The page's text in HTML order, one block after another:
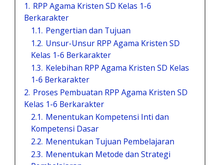
1. RPP Agama Kristen SD Kelas 1-6
Berkarakter
1.1. Pengertian dan Tujuan
1.2. Unsur-Unsur RPP Agama Kristen SD
Kelas 1-6 Berkarakter
1.3. Kelebihan RPP Agama Kristen SD Kelas
1-6 Berkarakter
2. Proses Pembuatan RPP Agama Kristen SD
Kelas 1-6 Berkarakter
2.1. Menentukan Kompetensi Inti dan
Kompetensi Dasar
2.2. Menentukan Tujuan Pembelajaran
2.3. Menentukan Metode dan Strategi